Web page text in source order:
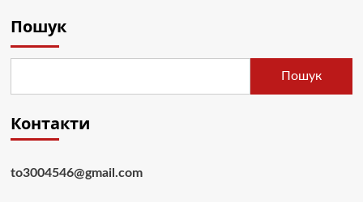
Пошук
Пошук
Контакти
to3004546@gmail.com